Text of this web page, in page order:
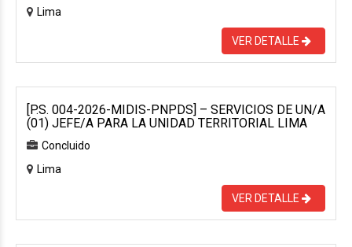
Lima
VER DETALLE
[P.S. 004-2026-MIDIS-PNPDS] – SERVICIOS DE UN/A
(01) JEFE/A PARA LA UNIDAD TERRITORIAL LIMA
Concluido
Lima
VER DETALLE